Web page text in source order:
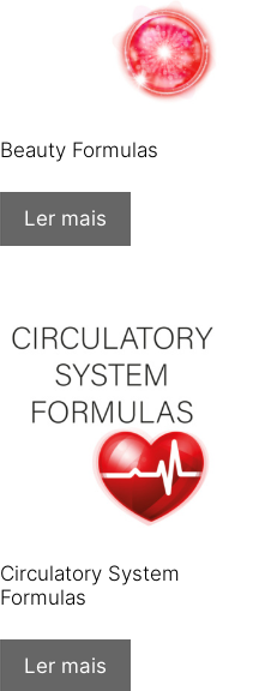
Beauty Formulas
Ler mais
Circulatory System
Formulas
Ler mais